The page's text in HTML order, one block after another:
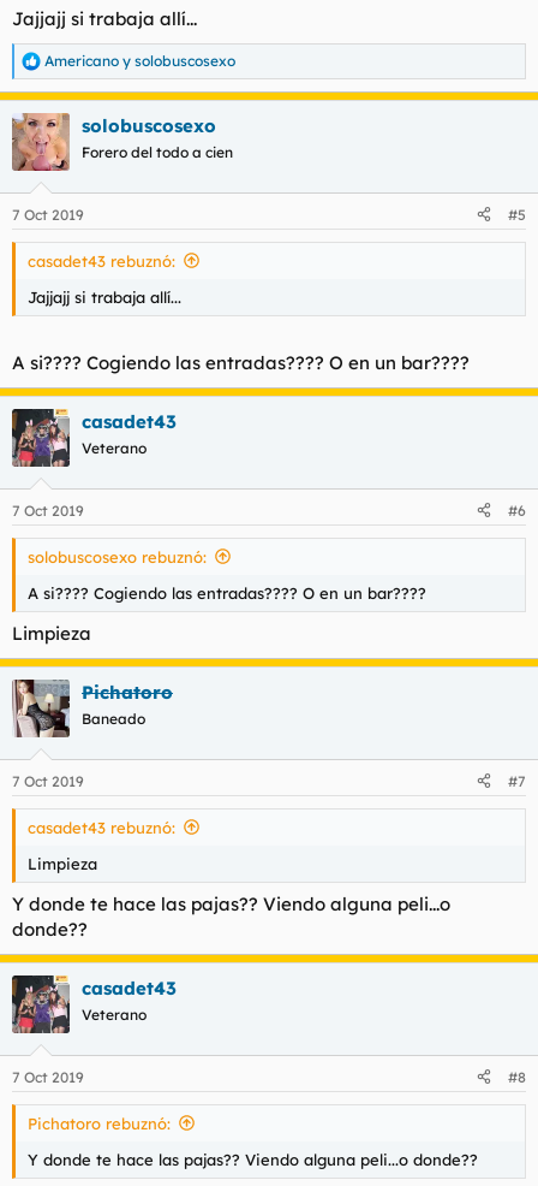
Jajjajj si trabaja allí...
R
e
a
c
c
i
e
s
Americano y solobuscosexo
solobuscosexo
Forero del todo a cien
7 Oct 2019 #5
casadet43 rebuznó:
Jajjajj si trabaja allí...
A si???? Cogiendo las entradas???? O en un bar????
casadet43
Veterano
7 Oct 2019 #6
solobuscosexo rebuznó:
A si???? Cogiendo las entradas???? O en un bar????
Limpieza
Pichatoro
Baneado
7 Oct 2019 #7
casadet43 rebuznó:
Limpieza
Y donde te hace las pajas?? Viendo alguna peli...o
donde??
casadet43
Veterano
7 Oct 2019 #8
Pichatoro rebuznó:
Y donde te hace las pajas?? Viendo alguna peli...o donde??